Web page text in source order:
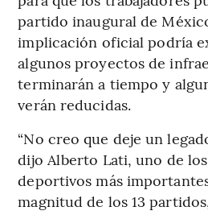
partido inaugural de
implicación oficial podría
algunos proyectos de
terminarán a tiempo y
verán reducidas.
“No creo que deje un
dijo Alberto Lati, uno de
deportivos más
magnitud de los 13